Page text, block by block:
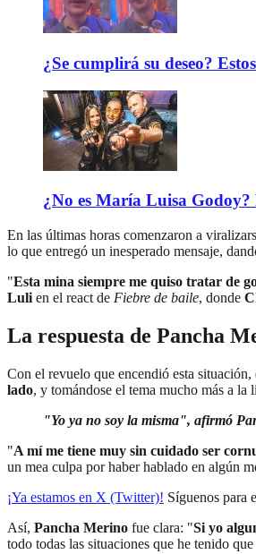
¿Se cumplirá su deseo?
¿No es María Luisa
En las últimas horas comenzaron a
lo que entregó un inesperado mensaje,
"Esta mina siempre me quiso tratar de
Luli en el react de Fiebre de baile, donde
La respuesta de Pancha
Con el revuelo que encendió esta situación,
lado, y tomándose el tema mucho más a la
"Yo ya no soy la misma", afirmó
"A mí me tiene muy sin cuidado ser
un mea culpa por haber hablado en algún
¡Ya estamos en X (Twitter)! Síguenos para
Así, Pancha Merino fue clara: "Si yo
todo todas las situaciones que he tenido